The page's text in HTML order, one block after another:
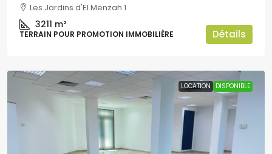
Les Jardins d'El Menzah 1
3211 m²
TERRAIN POUR PROMOTION IMMOBILIÈRE Détails
LOCATION DISPONIBLE